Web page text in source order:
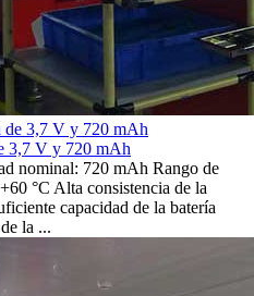
3,7 V y 720 mAh
nominal: 720 mAh Rango de
°C Alta consistencia de la
capacidad de la batería
la ...